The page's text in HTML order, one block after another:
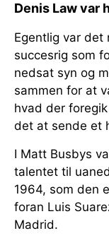
Denis Law var
Egentlig var det
succesrig som
nedsat syn og
sammen for at
hvad der
det at sende et
I Matt Busbys
talentet til
1964, som den
foran Luis
Madrid.